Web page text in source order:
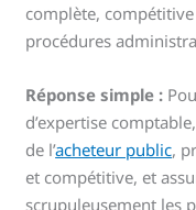
complète,
procédures
Réponse simple :
d’expertise
de l’acheteur public,
et compétitive, et
scrupuleusement les